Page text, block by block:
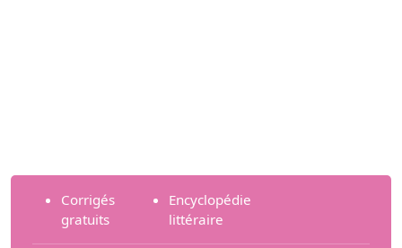
Corrigés
gratuits
Encyclopédie
littéraire